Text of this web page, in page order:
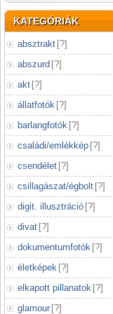
KATEGÓRIÁK
absztrakt [?]
abszurd [?]
akt [?]
állatfotók [?]
barlangfotók [?]
családi/emlékkép [?]
csendélet [?]
csillagászat/égbolt [?]
digit. illusztráció [?]
divat [?]
dokumentumfotók [?]
életképek [?]
elkapott pillanatok [?]
glamour [?]